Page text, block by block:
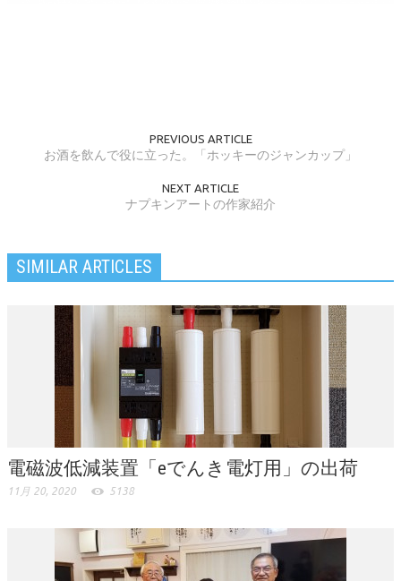
PREVIOUS ARTICLE
お酒を飲んで役に立った。「ホッキーのジャンカップ」
NEXT ARTICLE
ナプキンアートの作家紹介
SIMILAR ARTICLES
電磁波低減装置「eでんき電灯用」の出荷
11月 20, 2020 5138